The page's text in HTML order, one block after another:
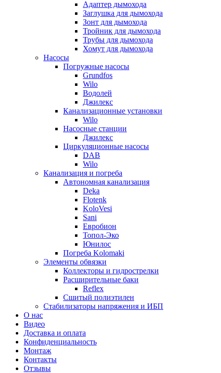
Адаптер дымохода
Заглушка для дымохода
Зонт для дымохода
Тройник для дымохода
Трубы для дымохода
Хомут для дымохода
Насосы
Погружные насосы
Grundfos
Wilo
Водолей
Джилекс
Канализационные установки
Wilo
Насосные станции
Джилекс
Циркуляционные насосы
DAB
Wilo
Канализация и погреба
Автономная канализация
Deka
Flotenk
KoloVesi
Sani
Евробион
Топол-Эко
Юнилос
Погреба Kolomaki
Элементы обвязки
Коллекторы и гидрострелки
Расширительные баки
Reflex
Сшитый полиэтилен
Стабилизаторы напряжения и ИБП
О нас
Видео
Доставка и оплата
Конфиденциальность
Монтаж
Контакты
Отзывы